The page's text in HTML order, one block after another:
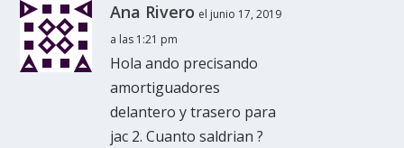
Ana Rivero el junio 17, 2019
a las 1:21 pm
Hola ando precisando
amortiguadores
delantero y trasero para
jac 2. Cuanto saldrian ?